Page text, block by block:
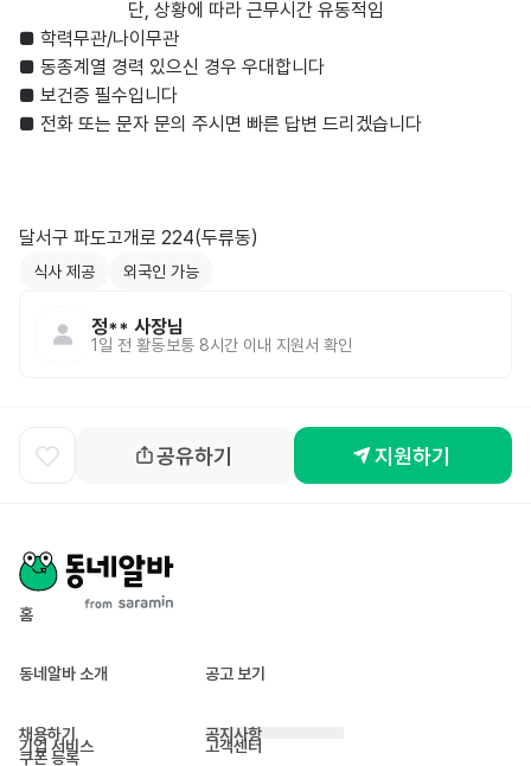
■ 학력무관/나이무관
■ 동종계열 경력 있으신 경우 우대합니다
■ 보건증 필수입니다
■ 전화 또는 문자 문의 주시면 빠른 답변 드리겠습니다
식사 제공 외국인 가능
정** 사장님
1일 전 활동보통 8시간 이내 지원서 확인
공유하기 지원하기
홈
동네알바 소개 공고 보기
채용하기
기업 서비스
쿠폰 등록
공지사항
고객센터